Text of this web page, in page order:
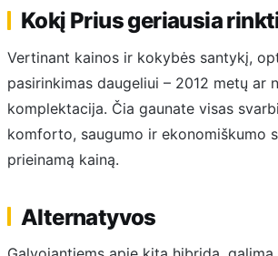
Kokį Prius geriausia
Vertinant kainos ir kokybės santykį,
pasirinkimas daugeliui – 2012 metų ar
komplektacija. Čia gaunate visas
komforto, saugumo ir ekonomiškumo
prieinamą kainą.
Alternatyvos